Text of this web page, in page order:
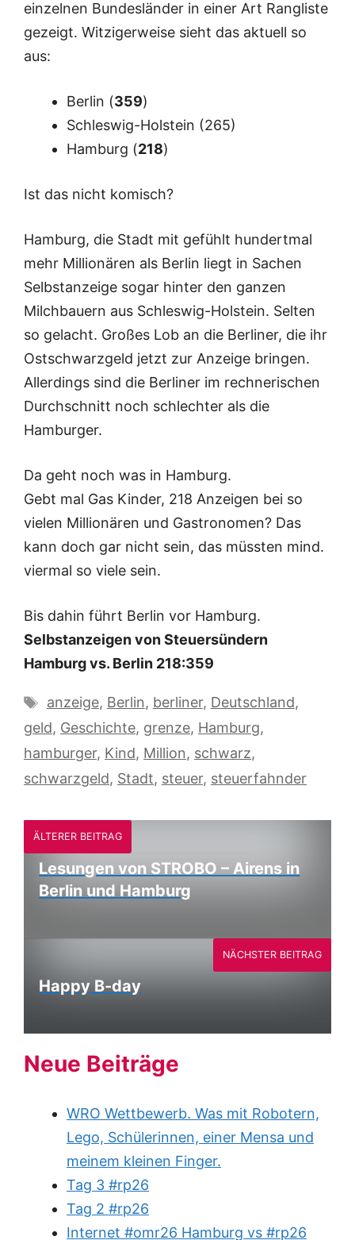
einzelnen Bundesländer in einer Art Rangliste
gezeigt. Witzigerweise sieht das aktuell so
aus:
Berlin (359)
Schleswig-Holstein (265)
Hamburg (218)
Ist das nicht komisch?
Hamburg, die Stadt mit gefühlt hundertmal
mehr Millionären als Berlin liegt in Sachen
Selbstanzeige sogar hinter den ganzen
Milchbauern aus Schleswig-Holstein. Selten
so gelacht. Großes Lob an die Berliner, die ihr
Ostschwarzgeld jetzt zur Anzeige bringen.
Allerdings sind die Berliner im rechnerischen
Durchschnitt noch schlechter als die
Hamburger.
Da geht noch was in Hamburg.
Gebt mal Gas Kinder, 218 Anzeigen bei so
vielen Millionären und Gastronomen? Das
kann doch gar nicht sein, das müssten mind.
viermal so viele sein.
Bis dahin führt Berlin vor Hamburg.
Selbstanzeigen von Steuersündern
Hamburg vs. Berlin 218:359
Schlagwörter
anzeige, Berlin, berliner, Deutschland,
geld, Geschichte, grenze, Hamburg,
hamburger, Kind, Million, schwarz,
schwarzgeld, Stadt, steuer, steuerfahnder
ÄLTERER BEITRAG
Lesungen von STROBO – Airens in
Berlin und Hamburg
Happy B-day
NÄCHSTER BEITRAG
Neue Beiträge
WRO Wettbewerb. Was mit Robotern,
Lego, Schülerinnen, einer Mensa und
meinem kleinen Finger.
Tag 3 #rp26
Tag 2 #rp26
Internet #omr26 Hamburg vs #rp26